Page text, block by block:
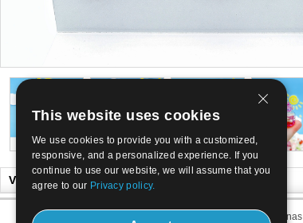
Vi svibanj također željeli
Rok nas
This website uses cookies
We use cookies to provide you with a customized,
responsive, and a personalized experience. If you
continue to use our website, we will assume that you
agree to our Privacy policy.